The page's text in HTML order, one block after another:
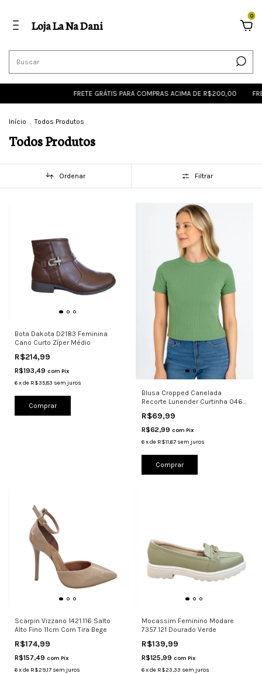
Loja La Na Dani
0
FRETE GRÁTIS PARA COMPRAS ACIMA DE R$200,00 FRETE
Início . Todos Produtos
Todos Produtos
Ordenar Filtrar
Bota Dakota D2183 Feminina
Cano Curto Zíper Médio
R$214,99
R$193,49 com Pix
6xde R$35,83 sem juros
Comprar
Blusa Cropped Canelada
Recorte Lunender Curtinha 0467
R$69,99
R$62,99 com Pix
6 xde R$11,67 sem juros
Comprar
Scarpin Vizzano 1421.116 Salto
Alto Fino 11cm Com Tira Bege
R$174,99
R$157,49 com Pix
6xde R$29,17 sem juros
Mocassim Feminino Modare
7357.121 Dourado Verde
R$139,99
R$125,99 com Pix
6 xde R$23,33 sem juros